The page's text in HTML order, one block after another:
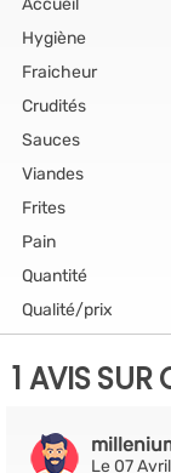
Hygiène
Fraicheur
Crudités
Sauces
Viandes
Frites
Pain
Quantité
Qualité/prix
1 AVIS SUR
Le 07